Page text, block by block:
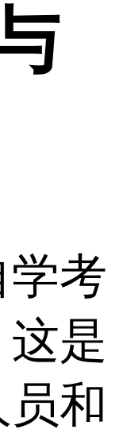
考
是
和